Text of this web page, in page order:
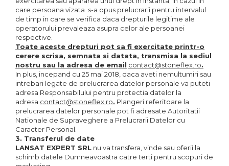
care persoana vizata s-a opus prelucrarii pentru intervalul
de timp in care se verifica daca drepturile legitime ale
operatorului prevaleaza asupra celor ale persoanei
respective.
Toate aceste drepturi pot sa fi exercitate printr-o
cerere scrisa, semnata si datata, transmisa la sediul
nostru sau la adresa de email contact@stoneflex.ro.
In plus, incepand cu 25 mai 2018, daca aveti nemultumiri sau
intrebari legate de prelucrarea datelor personale va puteti
adresa Responsabilului pentru protectia datelor la
adresa contact@stoneflex.ro. Plangeri referitoare la
prelucrarea datelor personale pot fi adresate Autoritatii
Nationale de Supraveghere a Prelucrarii Datelor cu
Caracter Personal.
3. Transferul de date
LANSAT EXPERT SRL nu va transfera, vinde sau oferii la
schimb datele Dumneavoastra catre terti pentru scopuri de